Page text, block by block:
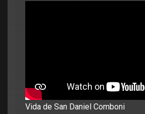
Vida de San Daniel Comboni